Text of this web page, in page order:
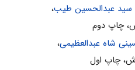
سید عبدالحسین طیب،
شاه عبدالعظیمی،